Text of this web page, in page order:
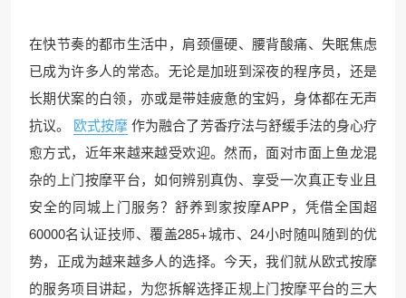
在快节奏的都市生活中，肩颈僵硬、腰背酸痛、失眠焦虑
已成为许多人的常态。无论是加班到深夜的程序员，还是
长期伏案的白领，亦或是带娃疲惫的宝妈，身体都在无声
抗议。
欧式按摩 作为融合了芳香疗法与舒缓手法的身心疗
愈方式，近年来越来越受欢迎。然而，面对市面上鱼龙混
杂的上门按摩平台，如何辨别真伪、享受一次真正专业且
安全的同城上门服务？舒养到家按摩APP，凭借全国超
60000名认证技师、覆盖285+城市、24小时随叫随到的优
势，正成为越来越多人的选择。今天，我们就从欧式按摩
的服务项目讲起，为您拆解选择正规上门按摩平台的三大